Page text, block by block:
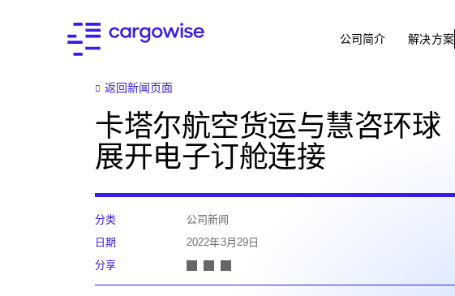
公司简介 解决方案
返回新闻页面
卡塔尔航空货运与慧咨环球
展开电子订舱连接
分类
公司新闻
日期
2022年3月29日
分享